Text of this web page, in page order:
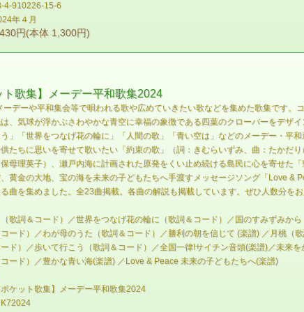
4-910226-15-6
年４月
円(本体 1,300円)
ト歌集】メーデー平和歌集2024
ーデーや平和集会等で唄われる歌や広めていきたい歌などを集めた歌集です。
、気球が浮かぶさわやかな青空に幸福の象徴である四葉のクローバーをデザ
う」「世界をつなげ花の輪に」「人間の歌」「青い空は」などのメーデー・
たちに思いを寄せて歌いたい「約束の歌」（詞：きむらいずみ、曲：たかだ
保母理英子）、瀬戸内海に計画された原発をくい止め続ける島民に心を寄せ
黄金の大地、宝の海を未来の子どもたちへ手渡すメッセージソング「Love
曲を集めました。全23曲掲載。各曲の解説も掲載しています。ぜひ人数分をお
歌詞＆コード）／世界をつなげ花の輪に（歌詞＆コード）／国のすみずみか
ード）／わが母のうた（歌詞＆コード）／勝利の朝を信じて (楽譜) ／月桃
ード）／歩いて行こう（歌詞＆コード）／全国一律!サイチン音頭(楽譜)／未
ード）／豊かな青い海(楽譜) ／Love & Peace 未来の子どもたちへ(楽譜)
ケット歌集】メーデー平和歌集2024